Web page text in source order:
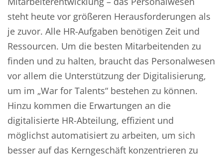
steht heute vor größeren Herausforderungen als
je zuvor. Alle HR-Aufgaben benötigen Zeit und
Ressourcen. Um die besten Mitarbeitenden zu
finden und zu halten, braucht das Personalwesen
vor allem die Unterstützung der Digitalisierung,
um im „War for Talents“ bestehen zu können.
Hinzu kommen die Erwartungen an die
digitalisierte HR-Abteilung, effizient und
möglichst automatisiert zu arbeiten, um sich
besser auf das Kerngeschäft konzentrieren zu